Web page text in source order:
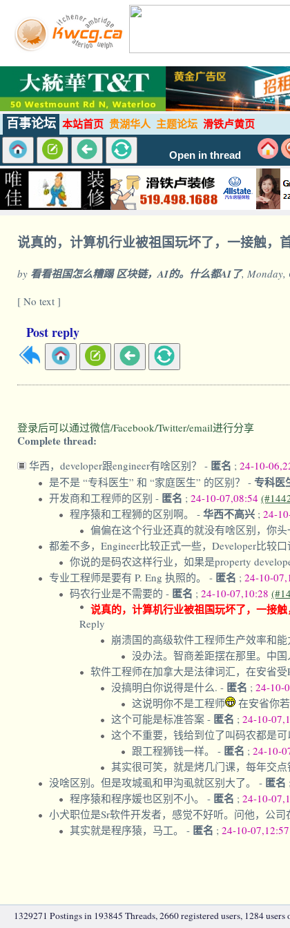
百事论坛 本站首页 贵湖华人 主题论坛 滑铁卢黄页
Open in thread
说真的，计算机行业被祖国玩坏了，一接触，
by 看看祖国怎么糟蹋 区块链，AI的。什么都AI了, Monday,
[ No text ]
Post reply
登录后可以通过微信/Facebook/Twitter/email进行分享
Complete thread:
华西，developer跟engineer有啥区别？ - 匿名 ; 24-10-
是不是 “专科医生” 和 “家庭医生” 的区别？ - 专科医
开发商和工程师的区别 - 匿名 ; 24-10-07,08:54
程序猿和工程狮的区别啊。 - 华西不高兴 ; 24-
偏偏在这个行业还真的就没有啥区别，你头
都差不多，Engineer比较正式一些，Developer比较
你说的是码农这样行业，如果是property
专业工程师是要有 P. Eng 执照的。 - 匿名 ; 24-10-
码农行业是不需要的 - 匿名 ; 24-10-07,10:28
说真的，计算机行业被祖国玩坏了，一接
Reply
崩溃国的高级软件工程师生产效率和
没办法。智商差距摆在那里。中国
软件工程师在加拿大是法律词汇，在安省受
没搞明白你说得是什么. - 匿名 ; 24-10-
这说明你不是工程师
在安省你
这个可能是标准答案 - 匿名 ; 24-10-
这个不重要，钱给到位了叫码农都是可
跟工程狮钱一样。 - 匿名 ; 24-10-
其实很可笑，就是烤几门课，每年交点
没啥区别。但是攻城虱和甲沟虱就区别大了。 - 匿名
程序猿和程序媛也区别不小。 - 匿名 ; 24-10-
小犬职位是Sr软件开发者，感觉不好听。问他，公
其实就是程序猿，马工。 - 匿名 ; 24-10-07,12:57
1329271 Postings in 193845 Threads, 2660 registered users, 1284